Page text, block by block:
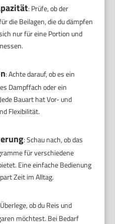
: Prüfe, ob der
die Beilagen, die du dämpfen
nur für eine Portion und
: Achte darauf, ob es ein
Dampffach oder ein
Bauart hat Vor- und
Flexibilität.
: Schau nach, ob das
für verschiedene
Eine einfache Bedienung
Zeit im Alltag.
ob du Reis und
möchtest. Bei Bedarf